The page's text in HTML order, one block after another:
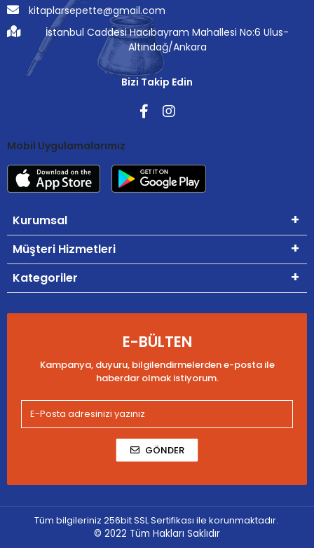
kitaplarsepette@gmail.com
İstanbul Caddesi Hacıbayram Mahallesi No:6 Ulus-
Altındağ/Ankara
Bizi Takip Edin
Mobil Uygulamalarımız
Kurumsal
Müşteri Hizmetleri
Kategoriler
E-BÜLTEN
Kampanya, duyuru, bilgilendirmelerden e-posta ile
haberdar olmak istiyorum.
GÖNDER
Tüm bilgileriniz 256bit SSL Sertifikası ile korunmaktadır.
© 2022 Tüm Hakları Saklıdır